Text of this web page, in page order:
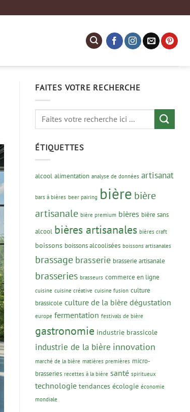
FAITES VOTRE RECHERCHE
ÉTIQUETTES
alcool alimentation analyse de données artisanat
bars à bières beer pairing bière bière
artisanale bière premium bières bière sans
alcool bières artisanales bières craft
boissons boissons alcoolisées boissons artisanales
brassage brasserie brasserie artisanale
brasseries brasseurs commerce en ligne
cuisine cuisine créative cuisine fusion culture
brassicole culture de la bière dégustation
europe fermentation festivals de bière
gastronomie industrie brassicole
industrie de la bière innovation
marché de la bière matières premières micro-
brasseries recettes à la bière santé spiritueux
technologie tendances écologie économie
mondiale